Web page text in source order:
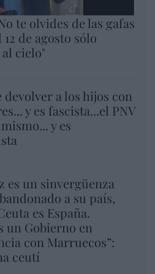
te olvides de las gafas
de agosto sólo
cielo"
devolver a los hijos con
y es fascista...el PNV
y es
es un sinvergüenza
a su país,
es España.
un Gobierno en
con Marruecos”:
ceutí